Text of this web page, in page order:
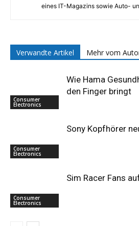
eines IT-Magazins sowie Auto-
Verwandte Artikel Mehr vom
Consumer
Electronics
Wie Hama
den Finger bringt
Consumer
Electronics
Sony Kopfhörer
Consumer
Electronics
Sim Racer Fans